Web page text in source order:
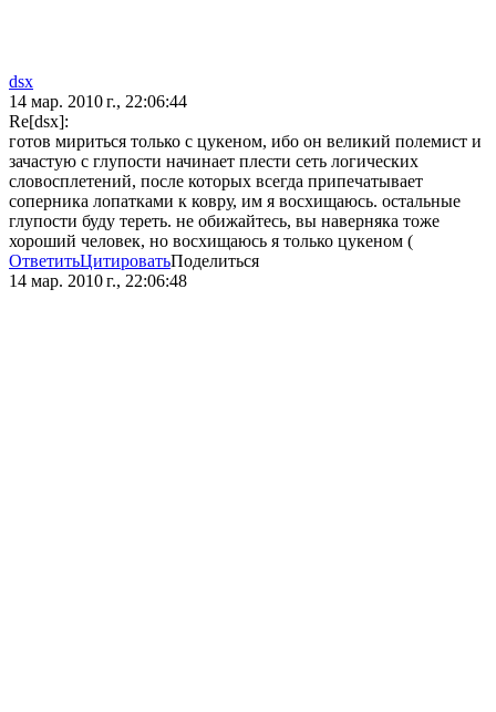
dsx
14 мар. 2010 г., 22:06:44
Re[dsx]:
готов мириться только с цукеном, ибо он великий полемист и
зачастую с глупости начинает плести сеть логических
словосплетений, после которых всегда припечатывает
соперника лопатками к ковру, им я восхищаюсь. остальные
глупости буду тереть. не обижайтесь, вы наверняка тоже
хороший человек, но восхищаюсь я только цукеном (
ОтветитьЦитироватьПоделиться
14 мар. 2010 г., 22:06:48